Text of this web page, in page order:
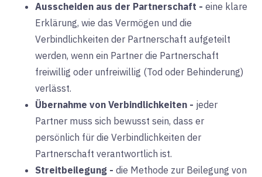
Ausscheiden aus der Partnerschaft - eine klare
Erklärung, wie das Vermögen und die
Verbindlichkeiten der Partnerschaft aufgeteilt
werden, wenn ein Partner die Partnerschaft
freiwillig oder unfreiwillig (Tod oder Behinderung)
verlässt.
Übernahme von Verbindlichkeiten - jeder
Partner muss sich bewusst sein, dass er
persönlich für die Verbindlichkeiten der
Partnerschaft verantwortlich ist.
Streitbeilegung - die Methode zur Beilegung von